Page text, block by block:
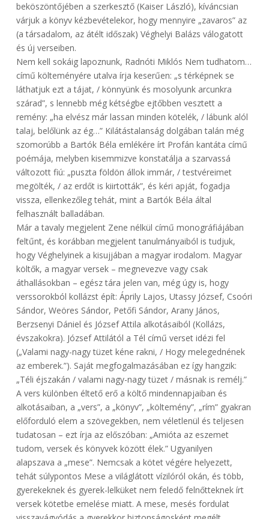
beköszöntőjében a szerkesztő (Kaiser László), kíváncsian
várjuk a könyv kézbevételekor, hogy mennyire „zavaros” az
(a társadalom, az átélt időszak) Véghelyi Balázs válogatott
és új verseiben.
Nem kell sokáig lapoznunk, Radnóti Miklós Nem tudhatom…
című költeményére utalva írja keserűen: „s térképnek se
láthatjuk ezt a tájat, / könnyünk és mosolyunk arcunkra
szárad”, s lennebb még kétségbe ejtőbben vesztett a
remény: „ha elvész már lassan minden kötelék, / lábunk alól
talaj, belőlünk az ég…” Kilátástalanság dolgában talán még
szomorúbb a Bartók Béla emlékére írt Profán kantáta című
poémája, melyben kisemmizve konstatálja a szarvassá
változott fiú: „puszta földön állok immár, / testvéreimet
megölték, / az erdőt is kiirtották”, és kéri apját, fogadja
vissza, ellenkezőleg tehát, mint a Bartók Béla által
felhasznált balladában.
Már a tavaly megjelent Zene nélkül című monográfiájában
feltűnt, és korábban megjelent tanulmányaiból is tudjuk,
hogy Véghelyinek a kisujjában a magyar irodalom. Magyar
költők, a magyar versek – megnevezve vagy csak
áthallásokban – egész tára jelen van, még úgy is, hogy
verssorokból kollázst épít: Áprily Lajos, Utassy József, Csoóri
Sándor, Weöres Sándor, Petőfi Sándor, Arany János,
Berzsenyi Dániel és József Attila alkotásaiból (Kollázs,
évszakokra). József Attilától a Tél című verset idézi fel
(„Valami nagy-nagy tüzet kéne rakni, / Hogy melegednének
az emberek.”). Saját megfogalmazásában ez így hangzik:
„Téli éjszakán / valami nagy-nagy tüzet / másnak is remélj.”
A vers különben éltető erő a költő mindennapjaiban és
alkotásaiban, a „vers”, a „könyv”, „költemény”, „rím” gyakran
előforduló elem a szövegekben, nem véletlenül és teljesen
tudatosan – ezt írja az előszóban: „Amióta az eszemet
tudom, versek és könyvek között élek.” Ugyanilyen
alapszava a „mese”. Nemcsak a kötet végére helyezett,
tehát súlypontos Mese a világlátott vízilóról okán, és több,
gyerekeknek és gyerek-lelküket nem feledő felnőtteknek írt
versek kötetbe emelése miatt. A mese, mesés fordulat